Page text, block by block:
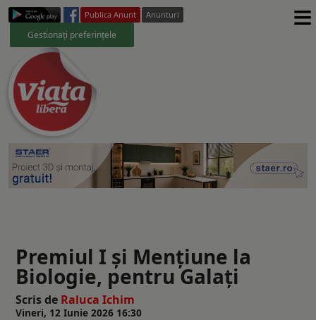
Publica Anunt Anunturi
Gestionați preferințele ≡
Premiul I și Mențiune la
Biologie, pentru Galați
Scris de Raluca Ichim
Vineri, 12 Iunie 2026 16:30